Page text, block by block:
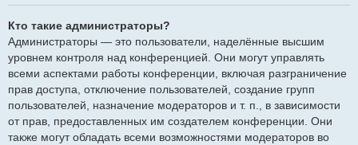
Кто такие администраторы?
Администраторы — это пользователи, наделённые высшим
уровнем контроля над конференцией. Они могут управлять
всеми аспектами работы конференции, включая разграничение
прав доступа, отключение пользователей, создание групп
пользователей, назначение модераторов и т. п., в зависимости
от прав, предоставленных им создателем конференции. Они
также могут обладать всеми возможностями модераторов во